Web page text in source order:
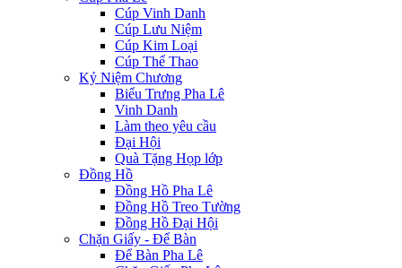
Cúp Vinh Danh
Cúp Lưu Niệm
Cúp Kim Loại
Cúp Thể Thao
Kỷ Niệm Chương
Biểu Trưng Pha Lê
Vinh Danh
Làm theo yêu cầu
Đại Hội
Quà Tặng Họp lớp
Đồng Hồ
Đồng Hồ Pha Lê
Đồng Hồ Treo Tường
Đồng Hồ Đại Hội
Chặn Giấy - Để Bàn
Để Bàn Pha Lê